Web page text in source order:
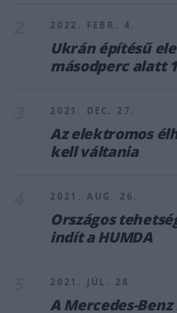
2022. FEBR. 4.
Ukrán építésű
másodperc alatt
2021. DEC. 27.
Az elektromos
kell váltania
2021. AUG. 26.
Országos
indít a HUMDA
2021. JÚL. 28.
A Mercedes-